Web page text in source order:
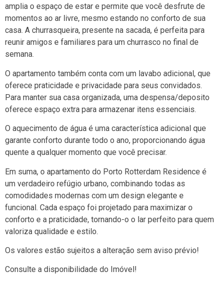
amplia o espaço de estar e permite que você desfrute de
momentos ao ar livre, mesmo estando no conforto de sua
casa. A churrasqueira, presente na sacada, é perfeita para
reunir amigos e familiares para um churrasco no final de
semana.
O apartamento também conta com um lavabo adicional, que
oferece praticidade e privacidade para seus convidados.
Para manter sua casa organizada, uma despensa/deposito
oferece espaço extra para armazenar itens essenciais.
O aquecimento de água é uma característica adicional que
garante conforto durante todo o ano, proporcionando água
quente a qualquer momento que você precisar.
Em suma, o apartamento do Porto Rotterdam Residence é
um verdadeiro refúgio urbano, combinando todas as
comodidades modernas com um design elegante e
funcional. Cada espaço foi projetado para maximizar o
conforto e a praticidade, tornando-o o lar perfeito para quem
valoriza qualidade e estilo.
Os valores estão sujeitos a alteração sem aviso prévio!
Consulte a disponibilidade do Imóvel!